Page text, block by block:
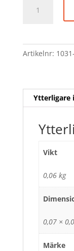
PEITZ
Artikelnr:
Ytterligare
Vikt
0,06 kg
0,07 ×
Märke